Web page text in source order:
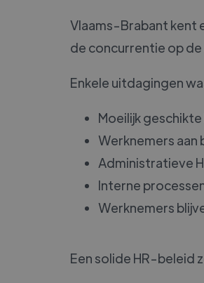
Vlaams-Brabant kent
de concurrentie op
Enkele uitdagingen
Moeilijk
Werknemers
Administratieve
Interne
Werknemers
Een solide HR-beleid